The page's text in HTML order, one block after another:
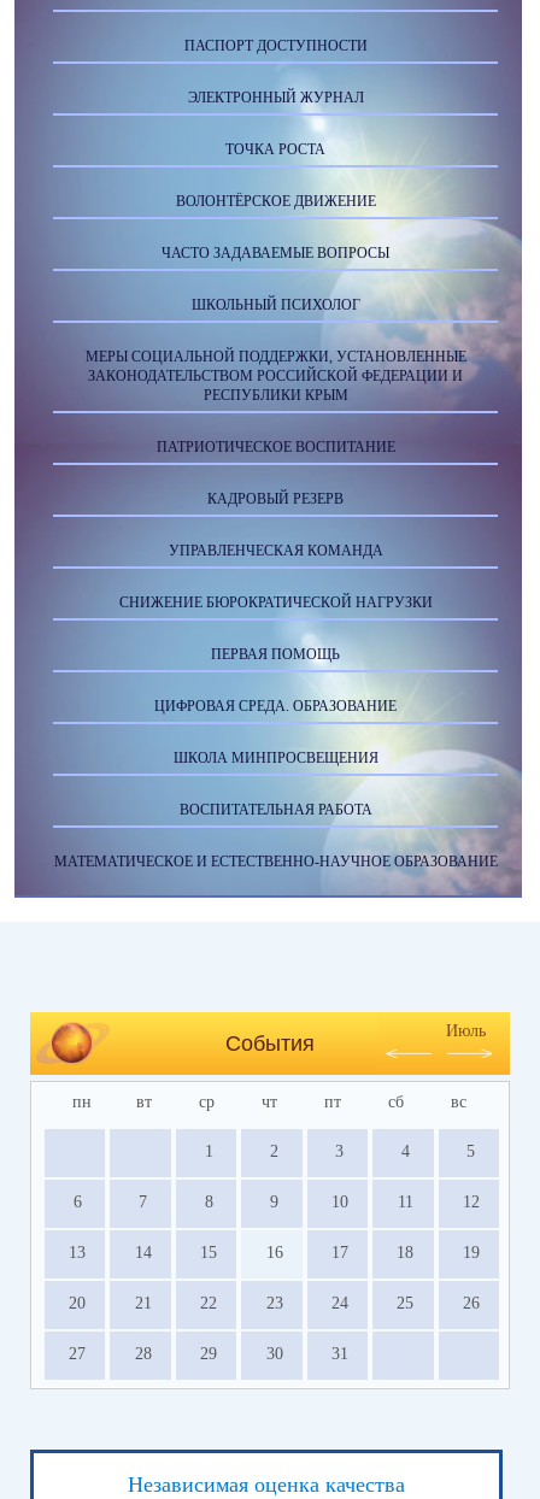
ПАСПОРТ ДОСТУПНОСТИ
ЭЛЕКТРОННЫЙ ЖУРНАЛ
ТОЧКА РОСТА
ВОЛОНТЁРСКОЕ ДВИЖЕНИЕ
ЧАСТО ЗАДАВАЕМЫЕ ВОПРОСЫ
ШКОЛЬНЫЙ ПСИХОЛОГ
МЕРЫ СОЦИАЛЬНОЙ ПОДДЕРЖКИ, УСТАНОВЛЕННЫЕ
ЗАКОНОДАТЕЛЬСТВОМ РОССИЙСКОЙ ФЕДЕРАЦИИ И
РЕСПУБЛИКИ КРЫМ
ПАТРИОТИЧЕСКОЕ ВОСПИТАНИЕ
КАДРОВЫЙ РЕЗЕРВ
УПРАВЛЕНЧЕСКАЯ КОМАНДА
СНИЖЕНИЕ БЮРОКРАТИЧЕСКОЙ НАГРУЗКИ
ПЕРВАЯ ПОМОЩЬ
ЦИФРОВАЯ СРЕДА. ОБРАЗОВАНИЕ
ШКОЛА МИНПРОСВЕЩЕНИЯ
ВОСПИТАТЕЛЬНАЯ РАБОТА
МАТЕМАТИЧЕСКОЕ И ЕСТЕСТВЕННО-НАУЧНОЕ ОБРАЗОВАНИЕ
События
Июль
пн вт ср чт пт сб вс
1 2 3 4 5
6 7 8 9 10 11 12
13 14 15 16 17 18 19
20 21 22 23 24 25 26
27 28 29 30 31
Независимая оценка качества